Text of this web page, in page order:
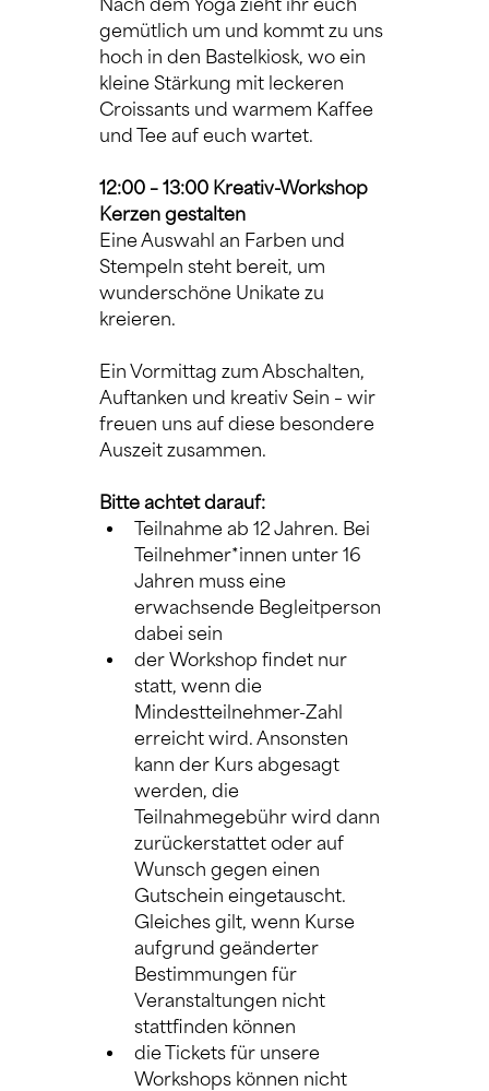
Nach dem Yoga zieht ihr euch
gemütlich um und kommt zu uns
hoch in den Bastelkiosk, wo ein
kleine Stärkung mit leckeren
Croissants und warmem Kaffee
und Tee auf euch wartet.
12:00 – 13:00 Kreativ-Workshop
Kerzen gestalten
Eine Auswahl an Farben und
Stempeln steht bereit, um
wunderschöne Unikate zu
kreieren.
Ein Vormittag zum Abschalten,
Auftanken und kreativ Sein – wir
freuen uns auf diese besondere
Auszeit zusammen.
Bitte achtet darauf:
Teilnahme ab 12 Jahren. Bei
Teilnehmer*innen unter 16
Jahren muss eine
erwachsende Begleitperson
dabei sein
der Workshop findet nur
statt, wenn die
Mindestteilnehmer-Zahl
erreicht wird. Ansonsten
kann der Kurs abgesagt
werden, die
Teilnahmegebühr wird dann
zurückerstattet oder auf
Wunsch gegen einen
Gutschein eingetauscht.
Gleiches gilt, wenn Kurse
aufgrund geänderter
Bestimmungen für
Veranstaltungen nicht
stattfinden können
die Tickets für unsere
Workshops können nicht